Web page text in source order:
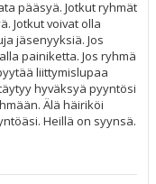
pääsyä. Jotkut ryhmät
Jotkut voivat olla
jäsenyyksiä. Jos
painiketta. Jos ryhmä
liittymislupaa
hyväksyä pyyntösi
Älä häiriköi
Heillä on syynsä.